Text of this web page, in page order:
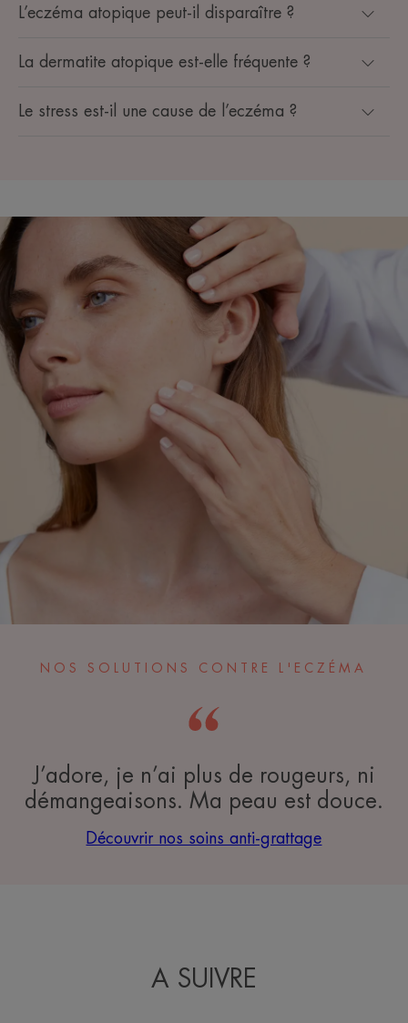
L’eczéma atopique peut-il disparaître ?
La dermatite atopique est-elle fréquente ?
Le stress est-il une cause de l’eczéma ?
NOS SOLUTIONS CONTRE L'ECZÉMA
J’adore, je n’ai plus de rougeurs, ni
démangeaisons. Ma peau est douce.
Découvrir nos soins anti-grattage
A SUIVRE